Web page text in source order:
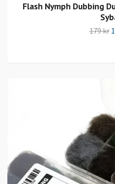
Flash Nymph Dubbing
179 kr